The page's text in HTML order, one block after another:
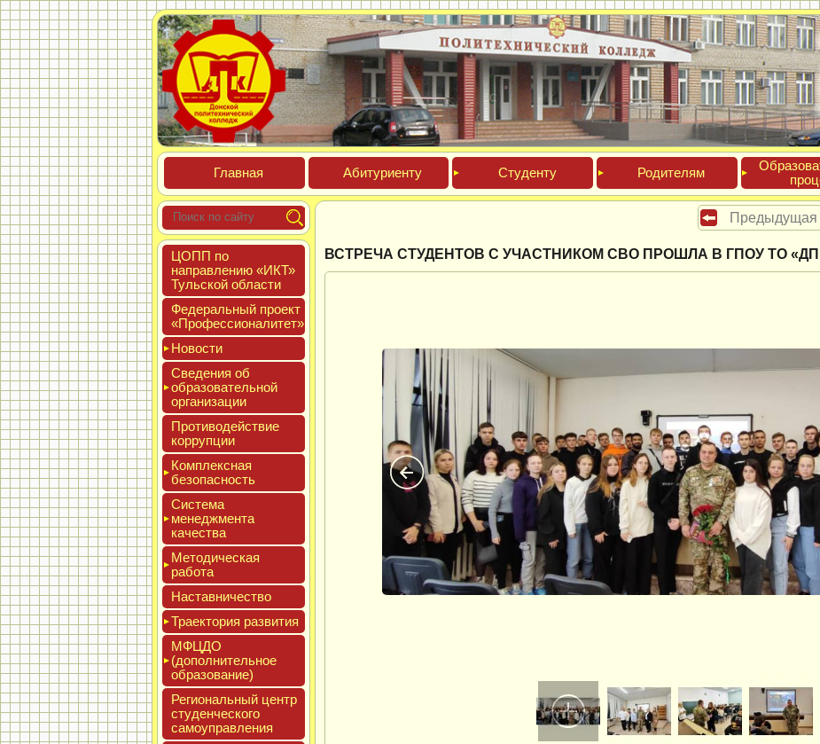
Глав­ная Аби­тури­ен­ту Сту­ден­ту Роди­телям
ЦОПП по
нап­равле­нию «ИКТ»
Туль­ской об­ласти
Феде­раль­ный про­ект
«Про­фес­си­она­литет»
Новос­ти
Све­дения об
об­ра­зова­тель­ной
ор­га­низа­ции
Про­тиво­дей­ствие
кор­рупции
Ком­плексная
бе­зопас­ность
Сис­те­ма
ме­нед­жмен­та
ка­чес­тва
Мето­дичес­кая
ра­бота
Нас­тавни­чес­тво
Тра­ек­то­рия раз­ви­тия
МФЦДО
(до­пол­ни­тель­ное
об­ра­зова­ние)
Реги­ональ­ный центр
сту­ден­ческо­го
са­мо­уп­равле­ния
Предыдущая
ВСТРЕЧА СТУДЕНТОВ С УЧАСТНИКОМ СВО ПРОШЛА В ГПОУ ТО